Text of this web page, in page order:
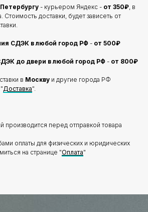
- курьером Яндекс - от 350₽, в
Стоимость доставки, будет зависеть от
СДЭК в любой город РФ - от 500₽
до двери в любой город РФ - от 800₽
в Москву и другие города РФ
Доставка".
производится перед отправкой товара
оплаты для физических и юридических
на странице "Оплата"